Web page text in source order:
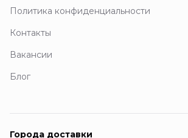
Политика конфиденциальности
Контакты
Вакансии
Блог
Города доставки